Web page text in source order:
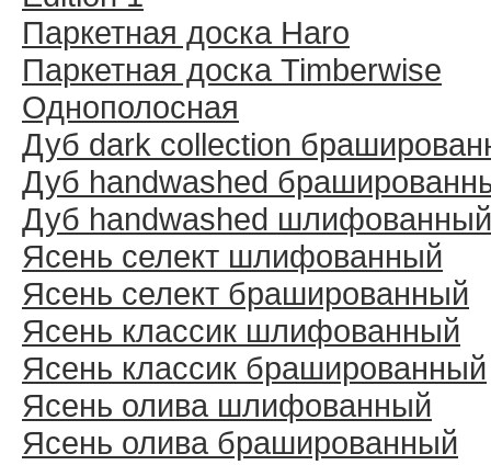
Паркетная доска Haro
Паркетная доска Timberwise
Однополосная
Дуб dark collection
Дуб handwashed
Дуб handwashed шлифованный
Ясень селект шлифованный
Ясень селект брашированный
Ясень классик шлифованный
Ясень классик брашированный
Ясень олива шлифованный
Ясень олива брашированный